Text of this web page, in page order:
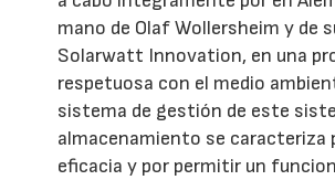
mano de Olaf Wollersheim y de
Solarwatt Innovation, en una
respetuosa con el medio
sistema de gestión de este
almacenamiento se caracteriza
eficacia y por permitir un